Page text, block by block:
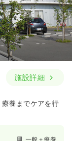
一時募集休止
を見る
一時募集休止
施設詳細
養までケアを行
一般＋療養